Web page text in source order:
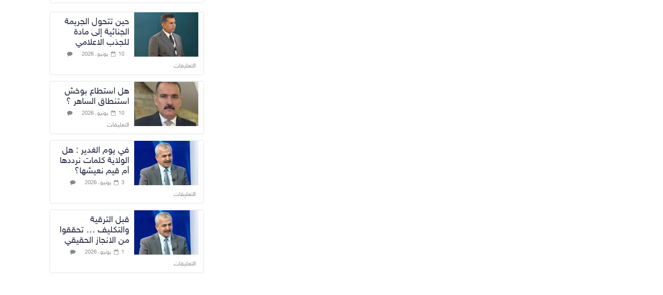
حين تتحول الجريمة
الجنائية إلى مادة
للجذب الاعلامي
10 يونيو، 2026
التعليقات
هل استطاع بوخش
استنطاق الساهر ؟
10 يونيو، 2026
التعليقات
في يوم الغدير : هل
الولاية كلمات نرددها
أم قيم نعيشها؟
3 يونيو، 2026
التعليقات
قبل الترقية
والتكليف … تحققوا
من الانجاز الحقيقي
1 يونيو، 2026
التعليقات